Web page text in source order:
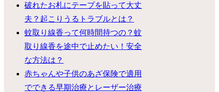
破れたお札にテープを貼って大丈
夫？起こりうるトラブルとは？
蚊取り線香って何時間持つの？蚊
取り線香を途中で止めたい！安全
な方法は？
赤ちゃんや子供のあざ保険で適用
でできる早期治療とレーザー治療